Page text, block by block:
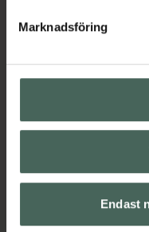
Marknadsföring
Endast
Handla tryggt
Leverans, betalning och
Sajtens tillgänglighet
Köpvillkor